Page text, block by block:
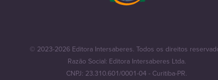
© 2023-2026 Editora Intersaberes. Todos os direitos
Razão Social: Editora Intersaberes Ltda.
CNPJ: 23.310.601/0001-04 - Curitiba-PR.